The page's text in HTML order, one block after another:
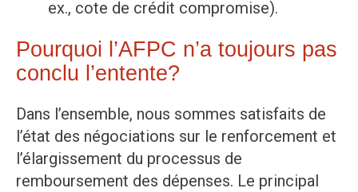
ex., cote de crédit compromise).
Pourquoi l’AFPC n’a toujours pas
conclu l’entente?
Dans l’ensemble, nous sommes satisfaits de
l’état des négociations sur le renforcement et
l’élargissement du processus de
remboursement des dépenses. Le principal